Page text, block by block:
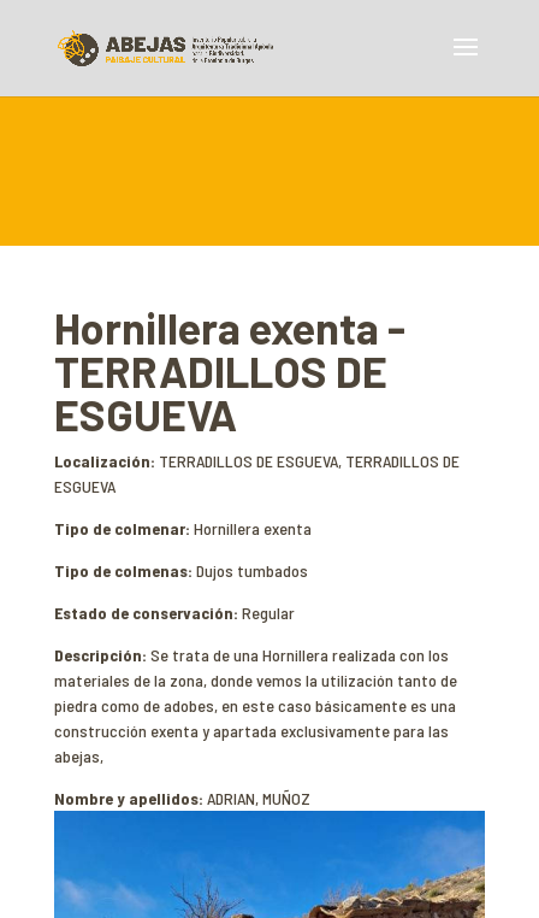
Hornillera exenta -
TERRADILLOS DE
ESGUEVA
Localización: TERRADILLOS DE ESGUEVA, TERRADILLOS DE
ESGUEVA
Tipo de colmenar: Hornillera exenta
Tipo de colmenas: Dujos tumbados
Estado de conservación: Regular
Descripción: Se trata de una Hornillera realizada con los
materiales de la zona, donde vemos la utilización tanto de
piedra como de adobes, en este caso básicamente es una
construcción exenta y apartada exclusivamente para las
abejas,
Nombre y apellidos: ADRIAN, MUÑOZ